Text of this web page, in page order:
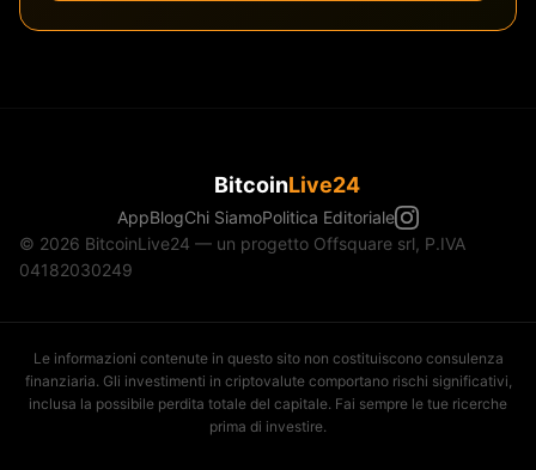
BitcoinLive24
AppBlogChi SiamoPolitica Editoriale
© 2026 BitcoinLive24 — un progetto Offsquare srl, P.IVA
04182030249
Le informazioni contenute in questo sito non costituiscono consulenza
finanziaria. Gli investimenti in criptovalute comportano rischi significativi,
inclusa la possibile perdita totale del capitale. Fai sempre le tue ricerche
prima di investire.